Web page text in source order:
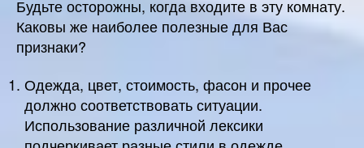
Будьте осторожны, когда входите в эту комнату.
Каковы же наиболее полезные для Вас
признаки?
Одежда, цвет, стоимость, фасон и прочее
должно соответствовать ситуации.
Использование различной лексики